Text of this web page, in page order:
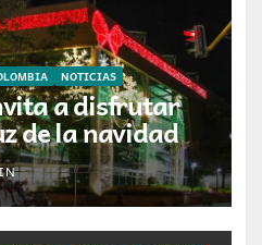
NOTICIAS
a disfrutar
de la navidad